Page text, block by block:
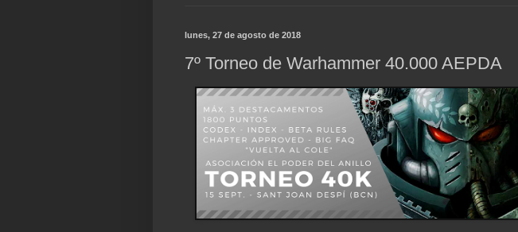
lunes, 27 de agosto de 2018
7º Torneo de Warhammer 40.000 AEPDA